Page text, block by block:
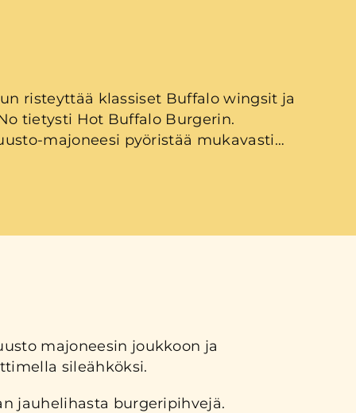
risteyttää klassiset Buffalo wingsit ja
tietysti Hot Buffalo Burgerin.
majoneesi pyöristää mukavasti
majoneesin joukkoon ja
sileähköksi.
jauhelihasta burgeripihvejä.